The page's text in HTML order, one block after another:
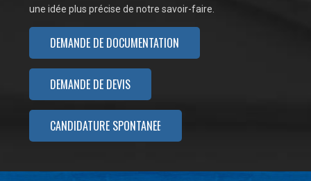
une idée plus précise de notre savoir-faire.
DEMANDE DE DOCUMENTATION
DEMANDE DE DEVIS
CANDIDATURE SPONTANÉE